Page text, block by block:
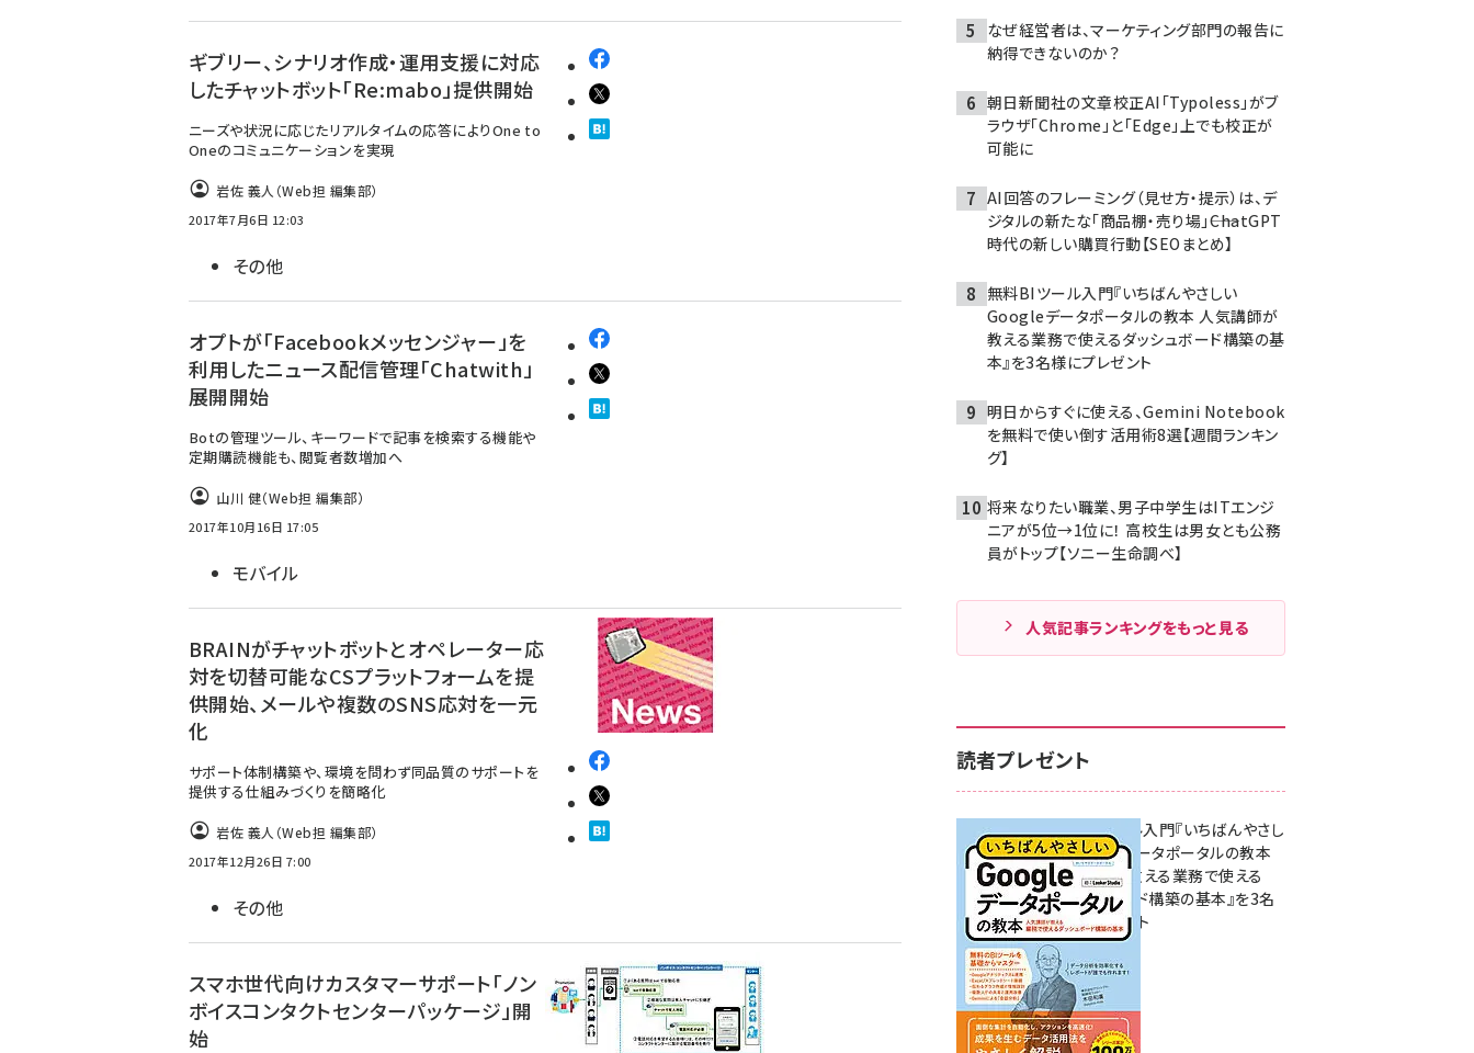
ギブリー、シナリオ作成・運用支援に対応
したチャットボット「Re:mabo」提供開始
ニーズや状況に応じたリアルタイムの応答によりOne to
Oneのコミュニケーションを実現
岩佐 義人（Web担 編集部）
2017年7月6日 12:03
その他
オプトが「Facebookメッセンジャー」を
利用したニュース配信管理「Chatwith」
展開開始
Botの管理ツール、キーワードで記事を検索する機能や
定期購読機能も、閲覧者数増加へ
山川 健（Web担 編集部）
2017年10月16日 17:05
モバイル
BRAINがチャットボットとオペレーター応
対を切替可能なCSプラットフォームを提
供開始、メールや複数のSNS応対を一元
化
サポート体制構築や、環境を問わず同品質のサポートを
提供する仕組みづくりを簡略化
岩佐 義人（Web担 編集部）
2017年12月26日 7:00
その他
スマホ世代向けカスタマーサポート「ノン
ボイスコンタクトセンターパッケージ」開
始
なぜ経営者は、マーケティング部門の報告に
納得できないのか？
朝日新聞社の文章校正AI「Typoless」がブ
ラウザ「Chrome」と「Edge」上でも校正が
可能に
AI回答のフレーミング（見せ方・提示）は、デ
ジタルの新たな「商品棚・売り場」――ChatGPT
時代の新しい購買行動【SEOまとめ】
無料BIツール入門『いちばんやさしい
Googleデータポータルの教本 人気講師が
教える業務で使えるダッシュボード構築の基
本』を3名様にプレゼント
明日からすぐに使える、Gemini Notebook
を無料で使い倒す活用術8選【週間ランキン
グ】
将来なりたい職業、男子中学生はITエンジ
ニアが5位→1位に！ 高校生は男女とも公務
員がトップ【ソニー生命調べ】
人気記事ランキングをもっと見る
読者プレゼント
無料BIツール入門『いちばんやさし
いGoogleデータポータルの教本
人気講師が教える業務で使える
ダッシュボード構築の基本』を3名
様にプレゼント
7月31日 10:00